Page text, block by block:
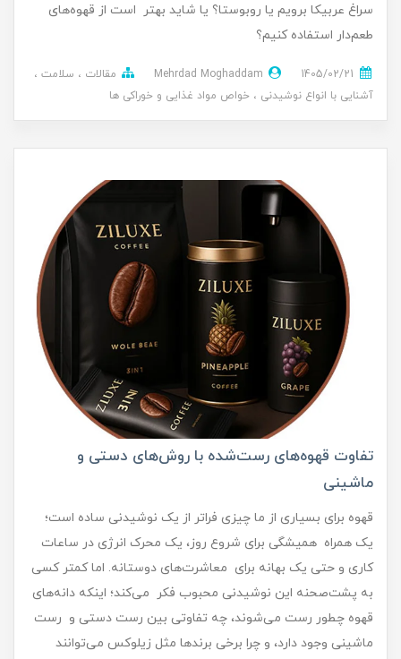
سراغ عربیکا برویم یا روبوستا؟ یا شاید بهتر است از قهوه‌های
طعم‌دار استفاده کنیم؟
Mehrdad Moghaddam مقالات
سلامت
آشنایی با انواع نوشیدنی
خواص مواد غذایی و خوراکی ها
تفاوت قهوه‌های رست‌شده با روش‌های دستی و
ماشینی
قهوه برای بسیاری از ما چیزی فراتر از یک نوشیدنی ساده است؛
یک همراه همیشگی برای شروع روز، یک محرک انرژی در ساعات
کاری و حتی یک بهانه برای معاشرت‌های دوستانه. اما کمتر کسی
به پشت‌صحنه این نوشیدنی محبوب فکر می‌کند؛ اینکه دانه‌های
قهوه چطور رست می‌شوند، چه تفاوتی بین رست دستی و رست
ماشینی وجود دارد، و چرا برخی برندها مثل زیلوکس می‌توانند